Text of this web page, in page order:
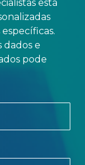
está
dados e
pode